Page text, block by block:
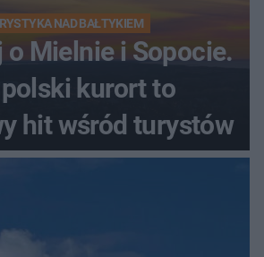
NAD BAŁTYKIEM
Mielnie i Sopocie.
kurort to
hit wśród turystów